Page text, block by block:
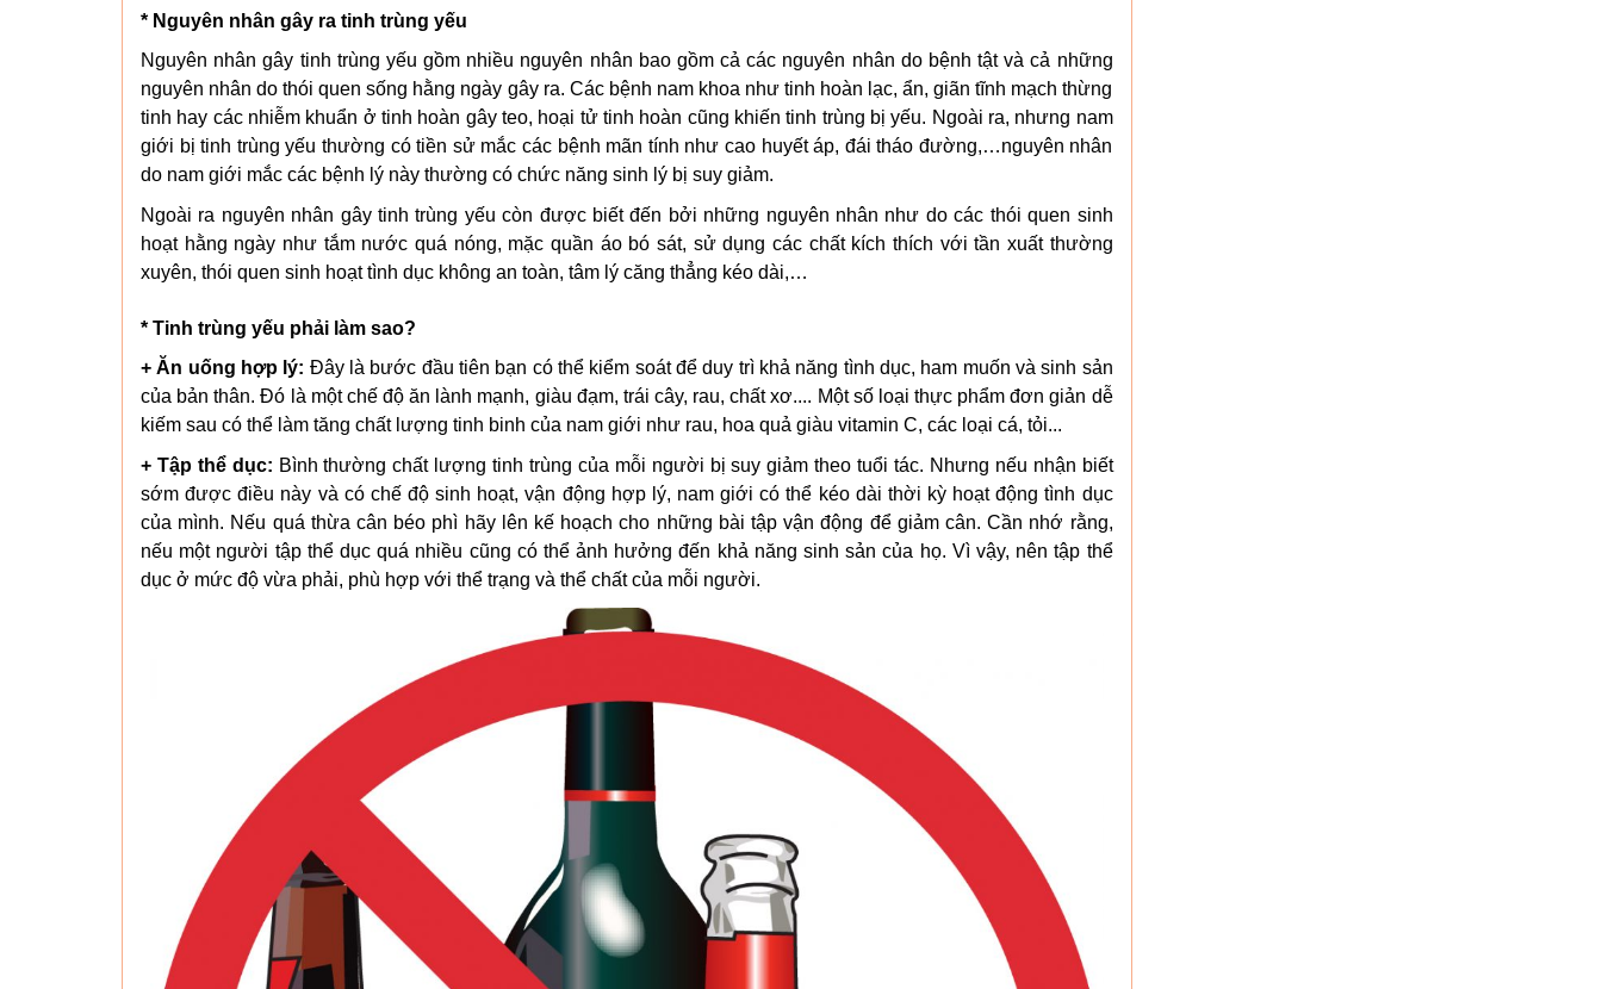
* Nguyên nhân gây ra tinh trùng yếu
Nguyên nhân gây tinh trùng yếu gồm nhiều nguyên nhân bao gồm cả các nguyên nhân do bệnh tật và cả những
nguyên nhân do thói quen sống hằng ngày gây ra. Các bệnh nam khoa như tinh hoàn lạc, ẩn, giãn tĩnh mạch thừng
tinh hay các nhiễm khuẩn ở tinh hoàn gây teo, hoại tử tinh hoàn cũng khiến tinh trùng bị yếu. Ngoài ra, nhưng nam
giới bị tinh trùng yếu thường có tiền sử mắc các bệnh mãn tính như cao huyết áp, đái tháo đường,…nguyên nhân
do nam giới mắc các bệnh lý này thường có chức năng sinh lý bị suy giảm.
Ngoài ra nguyên nhân gây tinh trùng yếu còn được biết đến bởi những nguyên nhân như do các thói quen sinh
hoạt hằng ngày như tắm nước quá nóng, mặc quần áo bó sát, sử dụng các chất kích thích với tần xuất thường
xuyên, thói quen sinh hoạt tình dục không an toàn, tâm lý căng thẳng kéo dài,…
* Tinh trùng yếu phải làm sao?
+ Ăn uống hợp lý: Đây là bước đầu tiên bạn có thể kiểm soát để duy trì khả năng tình dục, ham muốn và sinh sản
của bản thân. Đó là một chế độ ăn lành mạnh, giàu đạm, trái cây, rau, chất xơ.... Một số loại thực phẩm đơn giản dễ
kiếm sau có thể làm tăng chất lượng tinh binh của nam giới như rau, hoa quả giàu vitamin C, các loại cá, tỏi...
+ Tập thể dục: Bình thường chất lượng tinh trùng của mỗi người bị suy giảm theo tuổi tác. Nhưng nếu nhận biết
sớm được điều này và có chế độ sinh hoạt, vận động hợp lý, nam giới có thể kéo dài thời kỳ hoạt động tình dục
của mình. Nếu quá thừa cân béo phì hãy lên kế hoạch cho những bài tập vận động để giảm cân. Cần nhớ rằng,
nếu một người tập thể dục quá nhiều cũng có thể ảnh hưởng đến khả năng sinh sản của họ. Vì vậy, nên tập thể
dục ở mức độ vừa phải, phù hợp với thể trạng và thể chất của mỗi người.